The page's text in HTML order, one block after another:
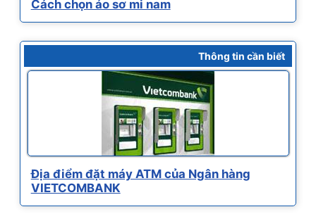
Cách chọn áo sơ mi nam
Thông tin cần biết
Địa điểm đặt máy ATM của Ngân hàng
VIETCOMBANK